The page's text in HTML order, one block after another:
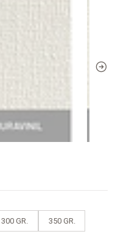
300 GR. 350 GR.